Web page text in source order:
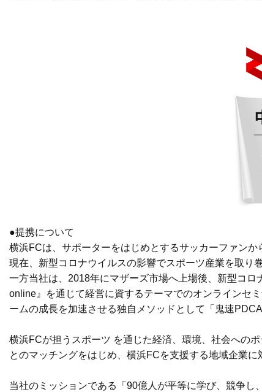
●提携について
横浜FCは、サポーターをはじめとするサッカーファン
現在、新型コロナウイルスの影響でスポーツ産業を取り
一方当社は、2018年にマザーズ市場へ上場後、新型コ
online』を通じて経営に資するテーマでのオンラインセ
ームの成長を加速させる独自メソッドとして「鬼速
横浜FCが担うスポーツ を通じた経済、環境、社会への
とのマッチングをはじめ、横浜FCを支援する地域企業
当社のミッションである「90億人が平等に学び、競争